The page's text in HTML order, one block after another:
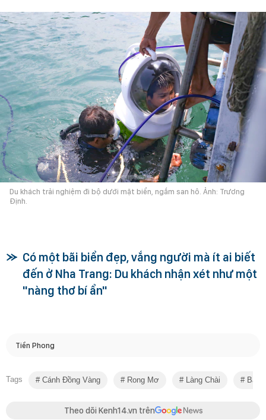
Du khách trải nghiệm đi bộ dưới mặt biển, ngắm san hô. Ảnh: Trương
Định.
Có một bãi biển đẹp, vắng người mà ít ai biết
đến ở Nha Trang: Du khách nhận xét như một
"nàng thơ bí ẩn"
Tiền Phong
Tags Cánh Đồng Vàng Rong Mơ Làng Chài Bật
Theo dõi Kenh14.vn trên